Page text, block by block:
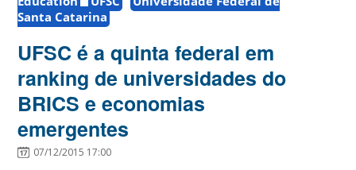
Santa Catarina
UFSC é a quinta federal em
ranking de universidades do
BRICS e economias
emergentes
07/12/2015 17:00